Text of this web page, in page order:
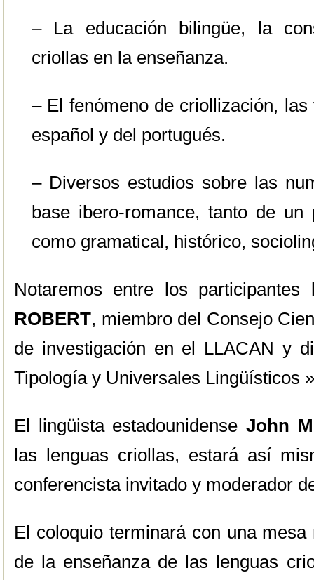
– La educación bilingüe, la
criollas en la enseñanza.
– El fenómeno de criollización,
español y del portugués.
– Diversos estudios sobre las
base ibero-romance, tanto de
como gramatical, histórico,
Notaremos entre los
ROBERT, miembro del Consejo
de investigación en el LLACAN y
Tipología y Universales Lingüísticos
El lingüista estadounidenseJohn
las lenguas criollas, estará así
conferencista invitado y moderador
El coloquio terminará con una
de la enseñanza de las lenguas